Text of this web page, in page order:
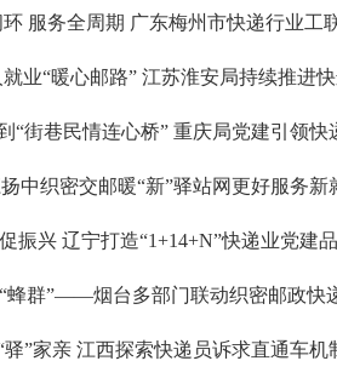
服务全周期 广东梅州市快递行业工
业“暖心邮路” 江苏淮安局持续推进
“街巷民情连心桥” 重庆局党建引领
中织密交邮暖“新”驿站网更好服务新
振兴 辽宁打造“1+14+N”快递业党建
群”——烟台多部门联动织密邮政快
”家亲 江西探索快递员诉求直通车机